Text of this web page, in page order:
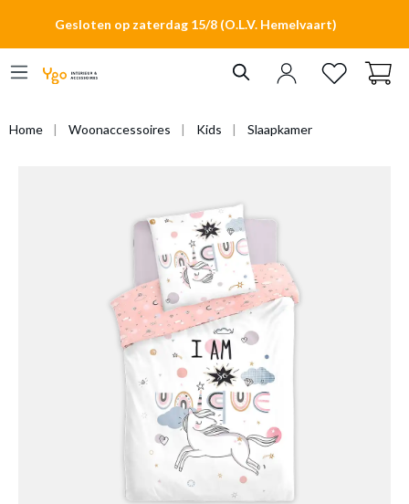
Gesloten op zaterdag 15/8 (O.L.V. Hemelvaart)
Home Woonaccessoires Kids Slaapkamer